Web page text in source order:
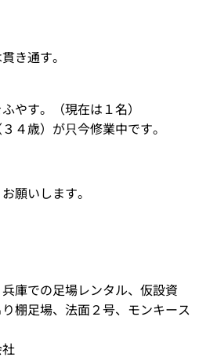
き通す。
やす。（現在は１名）
４歳）が只今修業中です。
願いします。
庫での足場レンタル、仮設資
棚足場、法面２号、モンキース